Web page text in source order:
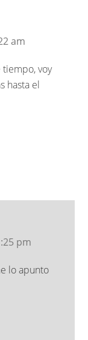
am
voy
hasta el
pm
lo apunto